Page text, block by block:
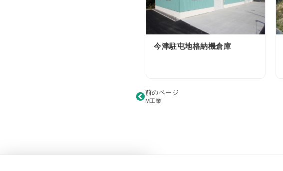
今津駐屯地格納機倉庫
前のページ
M工業